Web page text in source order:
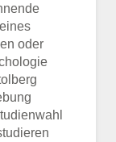
oder